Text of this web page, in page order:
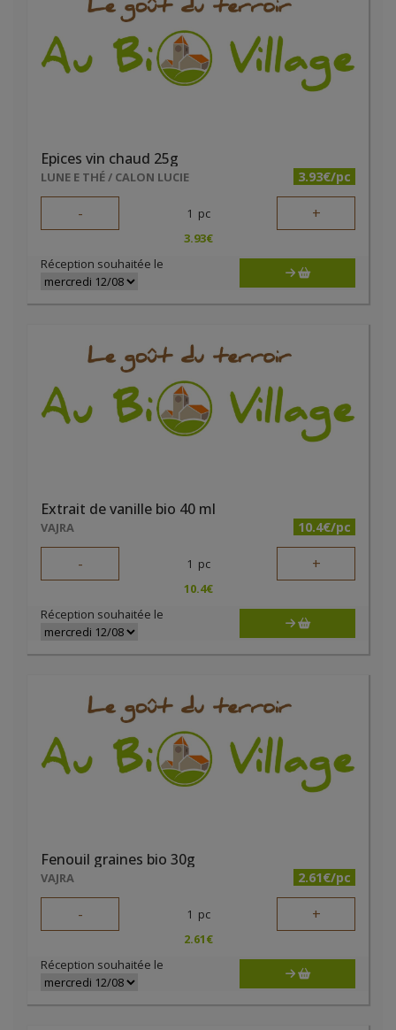
Epices vin chaud 25g
LUNE E THÉ / CALON LUCIE 3.93€/pc
- 1 pc +
3.93€
Réception souhaitée le
Extrait de vanille bio 40 ml
VAJRA 10.4€/pc
- 1 pc +
10.4€
Réception souhaitée le
Fenouil graines bio 30g
VAJRA 2.61€/pc
- 1 pc +
2.61€
Réception souhaitée le